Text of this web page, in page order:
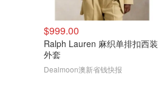
$999.00
Ralph Lauren 麻织单排扣西装
外套
Dealmoon澳新省钱快报